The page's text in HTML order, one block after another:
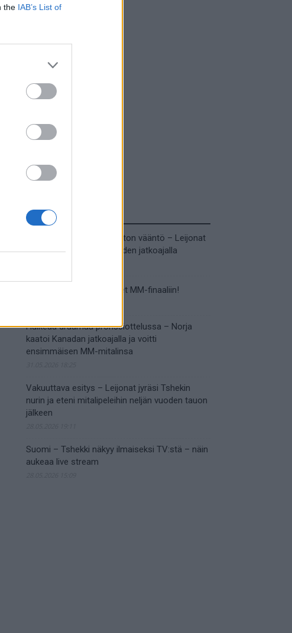
the IAB’s List of
Tuoreimmat uutiset
MM-kullasta käytiin armoton vääntö – Leijonat
voitti maailmanmestaruuden jatkoajalla
Tässä Leijonien kentälliset MM-finaaliin!
Huikeaa draamaa pronssiottelussa – Norja
kaatoi Kanadan jatkoajalla ja voitti
ensimmäisen MM-mitalinsa
Vakuuttava esitys – Leijonat jyräsi Tshekin
nurin ja eteni mitalipeleihin neljän vuoden tauon
jälkeen
Suomi – Tshekki näkyy ilmaiseksi TV:stä – näin
aukeaa live stream